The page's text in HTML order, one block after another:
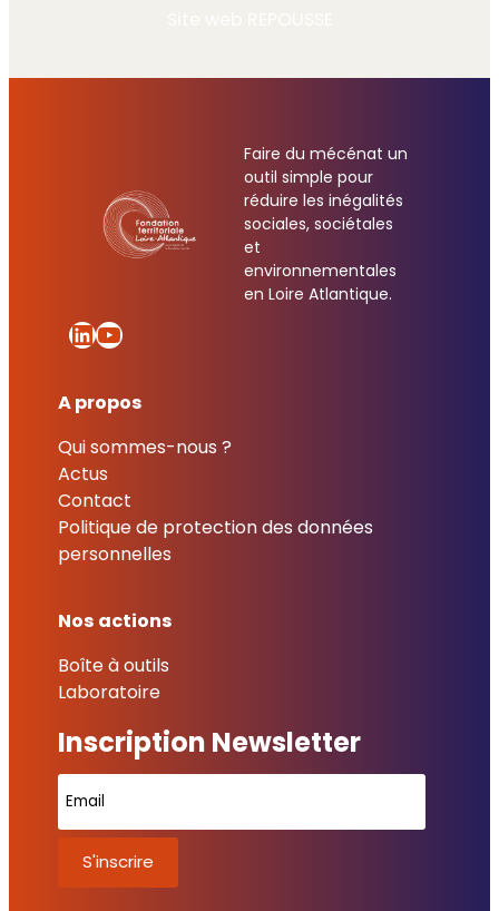
Faire du mécénat un
outil simple pour
réduire les inégalités
sociales, sociétales
et
environnementales
en Loire Atlantique.
LinkedIn
YouTube
A propos
Qui sommes-nous ?
Actus
Contact
Politique de protection des données
personnelles
Nos actions
Boîte à outils
Laboratoire
Inscription Newsletter